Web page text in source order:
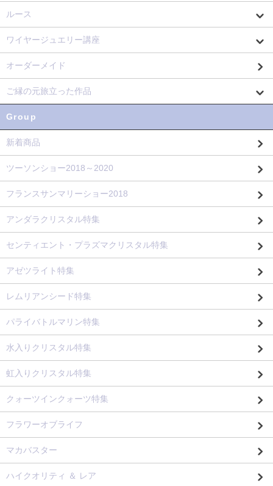
ルース
ワイヤージュエリー講座
オーダーメイド
ご縁の元旅立った作品
Group
新着商品
ツーソンショー2018～2020
フランスサンマリーショー2018
アンダラクリスタル特集
センティエント・プラズマクリスタル特集
アゼツライト特集
レムリアンシード特集
パライバトルマリン特集
水入りクリスタル特集
虹入りクリスタル特集
クォーツインクォーツ特集
フラワーオブライフ
マカバスター
ハイクオリティ ＆ レア